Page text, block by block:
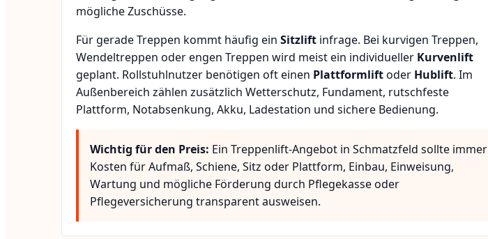
mögliche Zuschüsse.
Für gerade Treppen kommt häufig ein Sitzlift infrage. Bei kurvigen Treppen,
Wendeltreppen oder engen Treppen wird meist ein individueller Kurvenlift
geplant. Rollstuhlnutzer benötigen oft einen Plattformliftoder Hublift. Im
Außenbereich zählen zusätzlich Wetterschutz, Fundament, rutschfeste
Plattform, Notabsenkung, Akku, Ladestation und sichere Bedienung.
Wichtig für den Preis: Ein Treppenlift-Angebot in Schmatzfeld sollte immer
Kosten für Aufmaß, Schiene, Sitz oder Plattform, Einbau, Einweisung,
Wartung und mögliche Förderung durch Pflegekasse oder
Pflegeversicherung transparent ausweisen.